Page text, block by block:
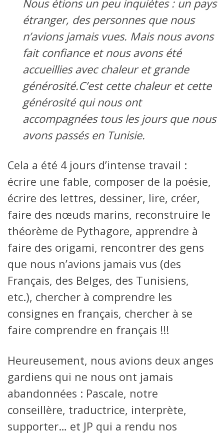
Nous étions un peu inquiètes : un pays
étranger, des personnes que nous
n’avions jamais vues. Mais nous avons
fait confiance et nous avons été
accueillies avec chaleur et grande
générosité.C’est cette chaleur et cette
générosité qui nous ont
accompagnées tous les jours que nous
avons passés en Tunisie.
Cela a été 4 jours d’intense travail :
écrire une fable, composer de la poésie,
écrire des lettres, dessiner, lire, créer,
faire des nœuds marins, reconstruire le
théorème de Pythagore, apprendre à
faire des origami, rencontrer des gens
que nous n’avions jamais vus (des
Français, des Belges, des Tunisiens,
etc.), chercher à comprendre les
consignes en français, chercher à se
faire comprendre en français !!!
Heureusement, nous avions deux anges
gardiens qui ne nous ont jamais
abandonnées : Pascale, notre
conseillère, traductrice, interprète,
supporter… et JP qui a rendu nos